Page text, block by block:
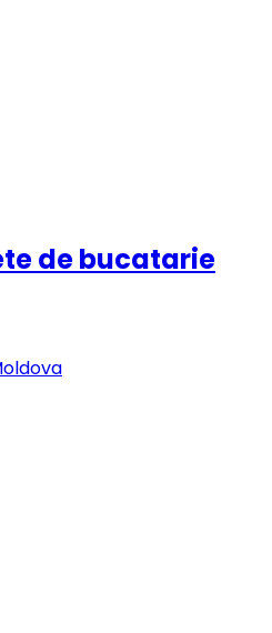
de bucatarie